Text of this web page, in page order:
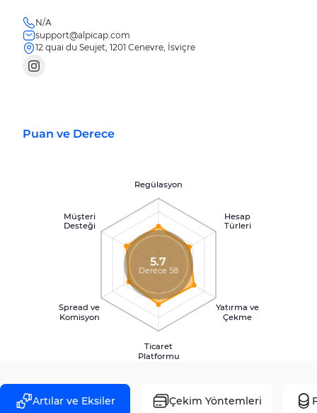
N/A
support@alpicap.com
12 quai du Seujet, 1201 Cenevre, İsviçre
Puan ve Derece
Regülasyon
Hesap
Türleri
Yatırma ve
Çekme
Ticaret
Platformu
Spread ve
Komisyon
Müşteri
Desteği
5.7
Derece 58
Artılar ve Eksiler Çekim Yöntemleri